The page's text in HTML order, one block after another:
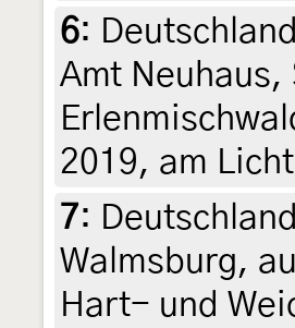
6:
Amt
2019, am
7:
Walmsburg,
Hart- und